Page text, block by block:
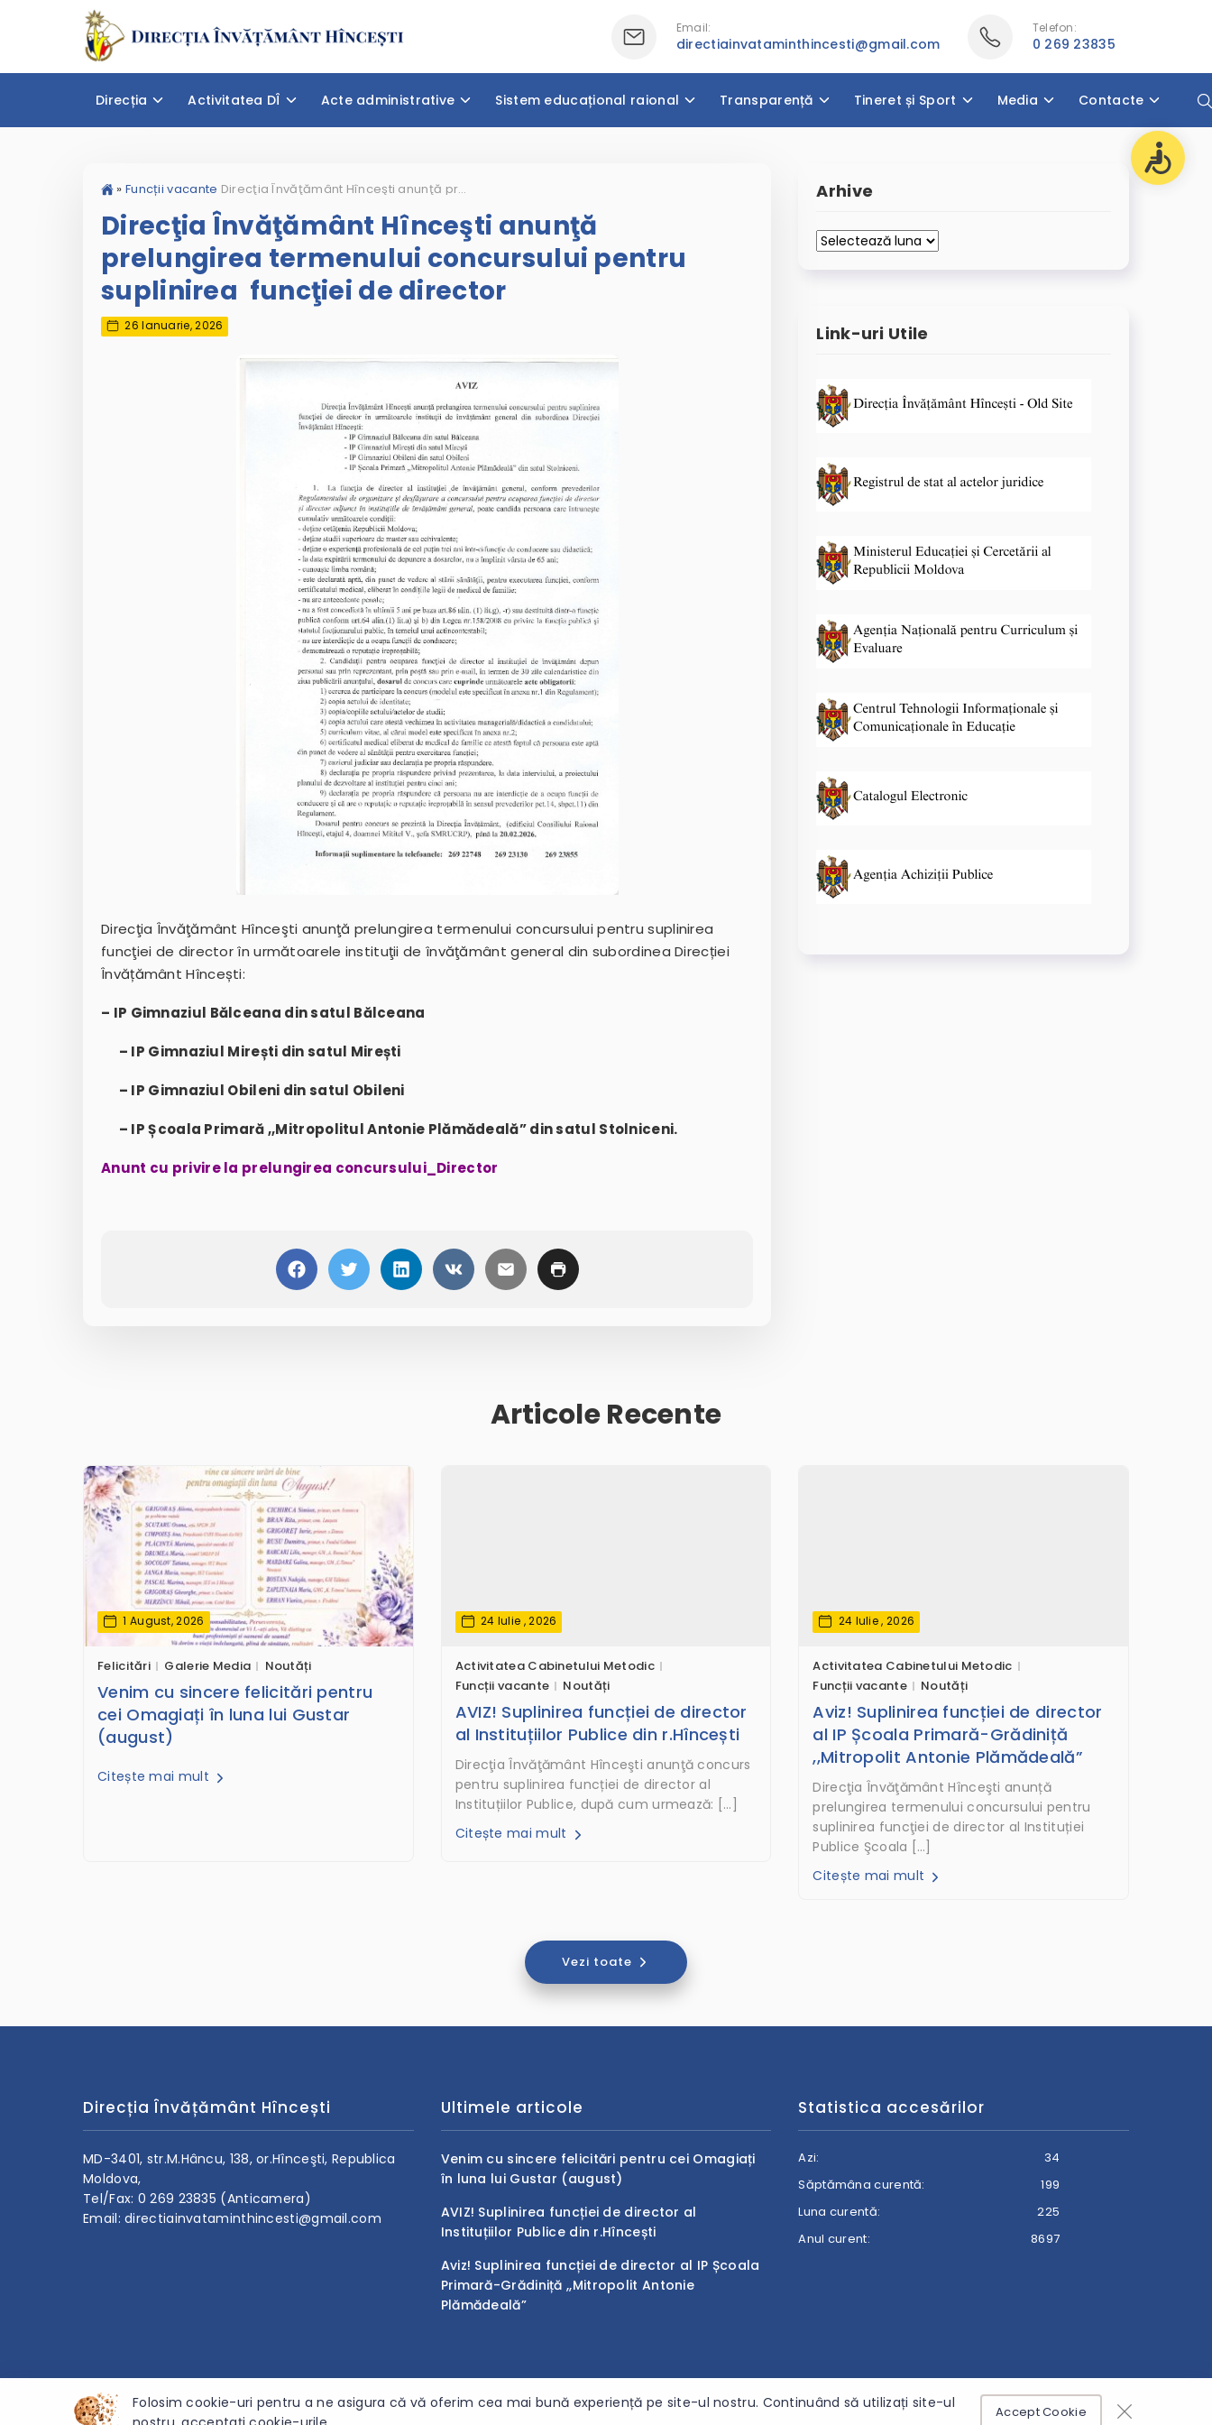
Email:
directiainvataminthincesti@gmail.com
Telefon:
0 269 23835
Direcția Activitatea DÎ Acte administrative Sistem educațional raional Transparență Tineret și Sport Media Contacte
» Funcții vacante Direcţia Învăţământ Hînceşti anunţă prelungirea termenului concursului pentru suplinirea funcţiei de director
Direcţia Învăţământ Hînceşti anunţă
prelungirea termenului concursului pentru
suplinirea funcţiei de director
26 Ianuarie, 2026
Direcţia Învăţământ Hînceşti anunţă prelungirea termenului concursului pentru suplinirea
funcţiei de director în următoarele instituţii de învăţământ general din subordinea Direcției
Învățământ Hîncești:
– IP Gimnaziul Bălceana din satul Bălceana
– IP Gimnaziul Mirești din satul Mirești
– IP Gimnaziul Obileni din satul Obileni
– IP Școala Primară ,,Mitropolitul Antonie Plămădeală” din satul Stolniceni.
Anunt cu privire la prelungirea concursului_Director
Arhive
Arhive
Link-uri Utile
Articole Recente
1 August, 2026
Felicitări Galerie Media Noutăți
Venim cu sincere felicitări pentru
cei Omagiați în luna lui Gustar
(august)
Citește mai mult
24 Iulie , 2026
Activitatea Cabinetului Metodic
Funcții vacante
Noutăți
AVIZ! Suplinirea funcției de director
al Instituțiilor Publice din r.Hîncești
Direcţia Învăţământ Hînceşti anunţă concurs
pentru suplinirea funcției de director al
Instituțiilor Publice, după cum urmează: […]
Citește mai mult
24 Iulie , 2026
Activitatea Cabinetului Metodic
Funcții vacante
Noutăți
Aviz! Suplinirea funcției de director
al IP Școala Primară-Grădiniță
,,Mitropolit Antonie Plămădeală”
Direcţia Învăţământ Hînceşti anunță
prelungirea termenului concursului pentru
suplinirea funcţiei de director al Instituției
Publice Şcoala […]
Citește mai mult
Vezi toate
Direcția Învățământ Hîncești
MD-3401, str.M.Hâncu, 138, or.Hînceşti, Republica
Moldova,
Tel/Fax: 0 269 23835 (Anticamera)
Email: directiainvataminthincesti@gmail.com
Ultimele articole
Venim cu sincere felicitări pentru cei Omagiați
în luna lui Gustar (august)
AVIZ! Suplinirea funcției de director al
Instituțiilor Publice din r.Hîncești
Aviz! Suplinirea funcției de director al IP Școala
Primară-Grădiniță ,,Mitropolit Antonie
Plămădeală”
Statistica accesărilor
Azi:
34
Săptămâna curentă:
199
Luna curentă:
225
Anul curent:
8697
© 2026 Direcția de Învățămînt Hîncești - Toate drepturile rezervate.
Folosim cookie-uri pentru a ne asigura că vă oferim cea mai bună experiență pe site-ul nostru. Continuând să utilizați site-ul
Accept Cookie